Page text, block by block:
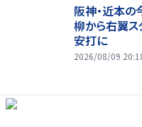
阪神・近本
柳から右翼
安打に
2026/08/09